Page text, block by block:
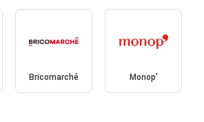
Bricomarché Monop'